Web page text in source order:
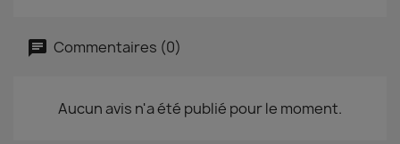
Commentaires (0)
Aucun avis n'a été publié pour le moment.